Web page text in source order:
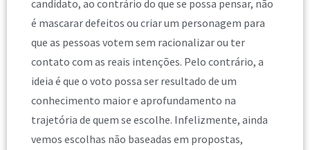
candidato, ao contrário do que se possa pensar, não
é mascarar defeitos ou criar um personagem para
que as pessoas votem sem racionalizar ou ter
contato com as reais intenções. Pelo contrário, a
ideia é que o voto possa ser resultado de um
conhecimento maior e aprofundamento na
trajetória de quem se escolhe. Infelizmente, ainda
vemos escolhas não baseadas em propostas,